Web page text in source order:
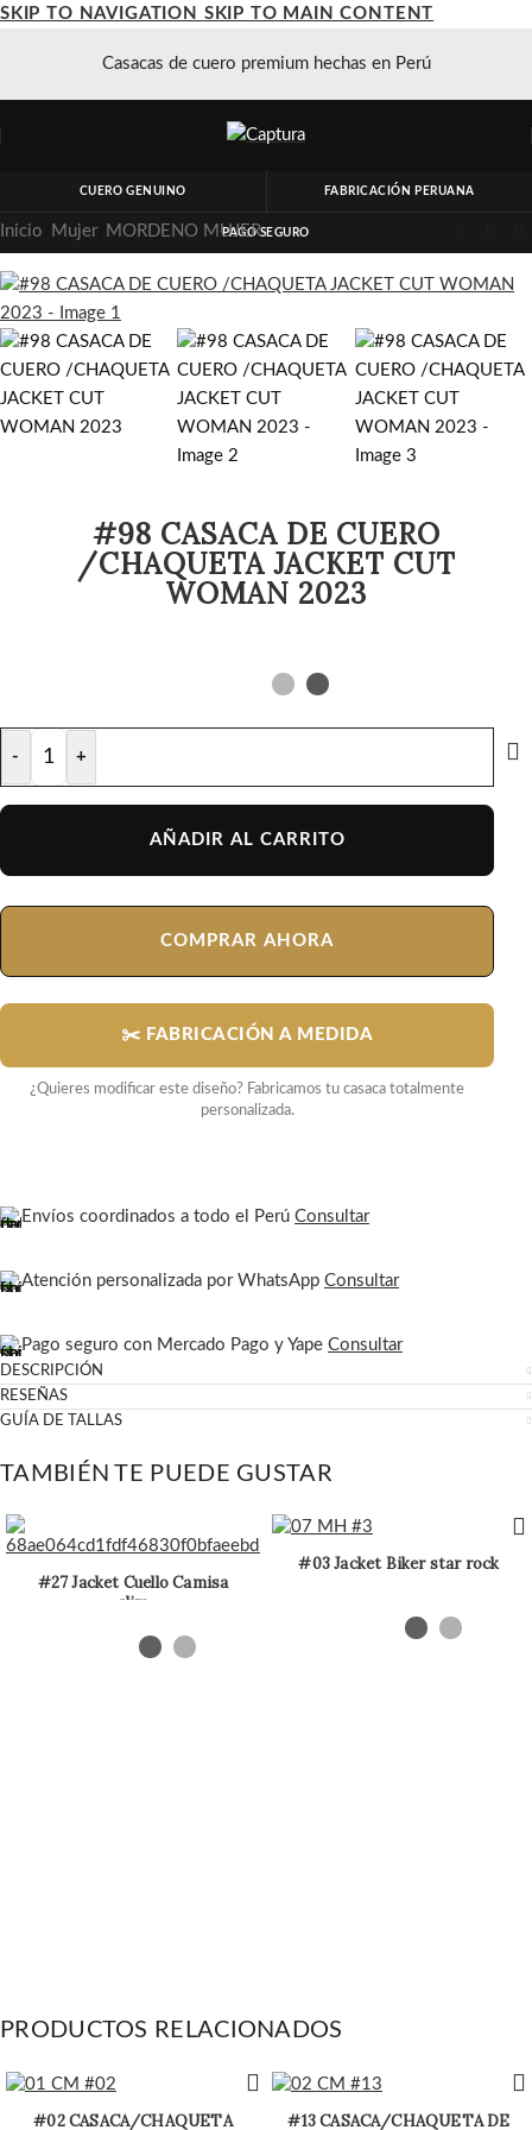
SKIP TO NAVIGATION SKIP TO MAIN CONTENT
Casacas de cuero premium hechas en Perú
CUERO GENUINO FABRICACIÓN PERUANA
PAGO SEGURO
Inicio Mujer/ MORDENO MUJER
#98 CASACA DE CUERO
/CHAQUETA JACKET CUT
WOMAN 2023
- +
AÑADIR AL CARRITO
COMPRAR AHORA
✂️ FABRICACIÓN A MEDIDA
¿Quieres modificar este diseño? Fabricamos tu casaca totalmente
personalizada.
Envíos coordinados a todo el Perú Consultar
Atención personalizada por WhatsApp Consultar
Pago seguro con Mercado Pago y Yape Consultar
DESCRIPCIÓN
RESEÑAS
GUÍA DE TALLAS
TAMBIÉN TE PUEDE GUSTAR
#27 Jacket Cuello Camisa
slim
#03 Jacket Biker star rock
PRODUCTOS RELACIONADOS
#02 CASACA/CHAQUETA #13 CASACA/CHAQUETA DE